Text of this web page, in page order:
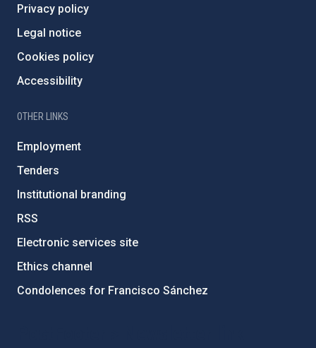
Privacy policy
Legal notice
Cookies policy
Accessibility
OTHER LINKS
Employment
Tenders
Institutional branding
RSS
Electronic services site
Ethics channel
Condolences for Francisco Sánchez